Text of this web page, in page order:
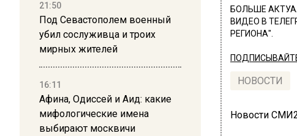
21:50
Под Севастополем военный
убил сослуживца и троих
мирных жителей
16:11
Афина, Одиссей и Аид: какие
мифологические имена
выбирают москвичи
БОЛЬШЕ
ВИДЕО В
РЕГИОНА".
НОВОСТИ
Новости